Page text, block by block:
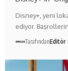
Disney+, yeni
ediyor.
TarafındanEditör